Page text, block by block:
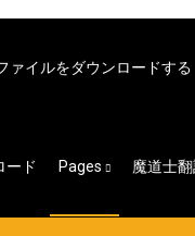
ァイルをダウンロードする
ード Pages 魔道士